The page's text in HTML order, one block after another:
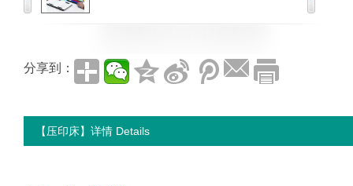
分享到：
【压印床】详情 Details